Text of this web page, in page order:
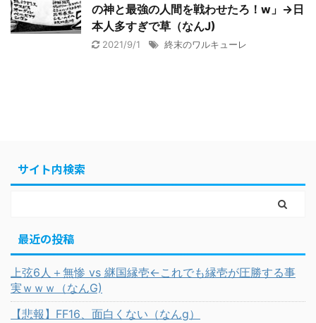
の神と最強の人間を戦わせたろ！w」→日
本人多すぎで草（なんJ)
2021/9/1 終末のワルキューレ
サイト内検索
最近の投稿
上弦6人＋無惨 vs 継国縁壱←これでも縁壱が圧勝する事
実ｗｗｗ（なんG)
【悲報】FF16、面白くない（なんg）